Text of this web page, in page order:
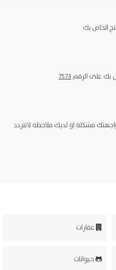
الخاص بك
بك على الرقم7573
مشكلة او لديك ملاحظة لاتتردد
عقارات
حيوانات